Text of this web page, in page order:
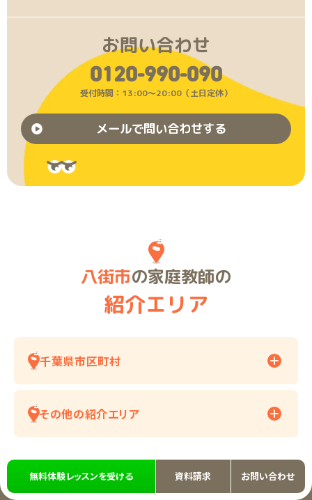
お問い合わせ
0120-990-090
受付時間：13:00〜20:00（土日定休）
メールで問い合わせする
八街市の家庭教師の
紹介エリア
千葉県市区町村
その他の紹介エリア
無料体験レッスンを受ける 資料請求 お問い合わせ